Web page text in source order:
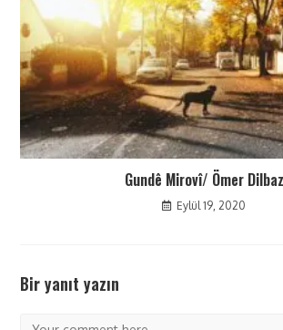
Gundê Mirovî/ Ömer Dilbaz
Eylül 19, 2020
Bir yanıt yazın